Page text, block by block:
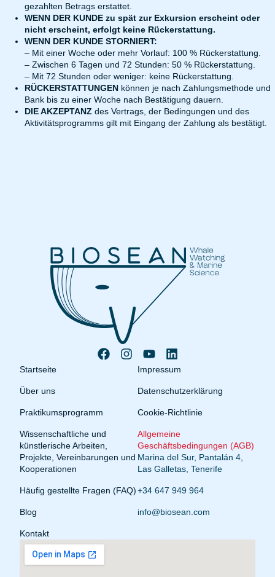
gezahlten Betrags erstattet.
WENN DER KUNDE zu spät zur Exkursion erscheint oder
nicht erscheint, erfolgt keine Rückerstattung.
WENN DER KUNDE STORNIERT:
– Mit einer Woche oder mehr Vorlauf: 100 % Rückerstattung.
– Zwischen 6 Tagen und 72 Stunden: 50 % Rückerstattung.
– Mit 72 Stunden oder weniger: keine Rückerstattung.
RÜCKERSTATTUNGEN können je nach Zahlungsmethode und
Bank bis zu einer Woche nach Bestätigung dauern.
DIE AKZEPTANZ des Vertrags, der Bedingungen und des
Aktivitätsprogramms gilt mit Eingang der Zahlung als bestätigt.
Startseite
Über uns
Praktikumsprogramm
Wissenschaftliche und
künstlerische Arbeiten,
Projekte, Vereinbarungen und
Kooperationen
Häufig gestellte Fragen (FAQ)
Blog
Kontakt
Impressum
Datenschutzerklärung
Cookie-Richtlinie
Allgemeine
Geschäftsbedingungen (AGB)
Marina del Sur, Pantalán 4,
Las Galletas, Tenerife
+34 647 949 964
info@biosean.com